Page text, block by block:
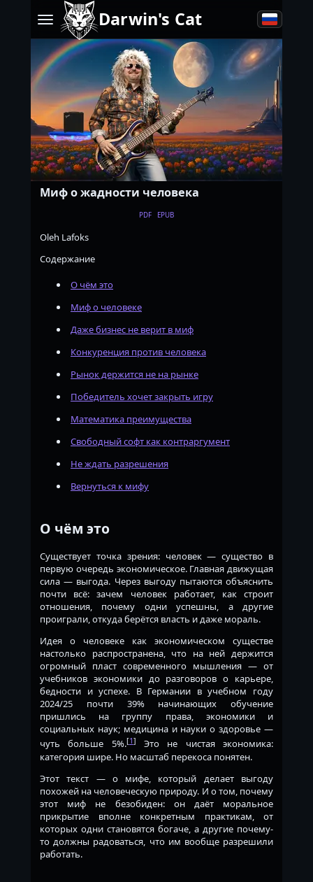
Darwin's Cat
Миф о жадности человека
PDF EPUB
Oleh Lafoks
Содержание
О чём это
Миф о человеке
Даже бизнес не верит в миф
Конкуренция против человека
Рынок держится не на рынке
Победитель хочет закрыть игру
Математика преимущества
Свободный софт как контраргумент
Не ждать разрешения
Вернуться к мифу
О чём это
Существует точка зрения: человек — существо в
первую очередь экономическое. Главная движущая
сила — выгода. Через выгоду пытаются объяснить
почти всё: зачем человек работает, как строит
отношения, почему одни успешны, а другие
проиграли, откуда берётся власть и даже мораль.
Идея о человеке как экономическом существе
настолько распространена, что на ней держится
огромный пласт современного мышления — от
учебников экономики до разговоров о карьере,
бедности и успехе. В Германии в учебном году
2024/25 почти 39% начинающих обучение
пришлись на группу права, экономики и
социальных наук; медицина и науки о здоровье —
чуть больше 5%.[1]
Это не чистая экономика:
категория шире. Но масштаб перекоса понятен.
Этот текст — о мифе, который делает выгоду
похожей на человеческую природу. И о том, почему
этот миф не безобиден: он даёт моральное
прикрытие вполне конкретным практикам, от
которых одни становятся богаче, а другие почему-
то должны радоваться, что им вообще разрешили
работать.